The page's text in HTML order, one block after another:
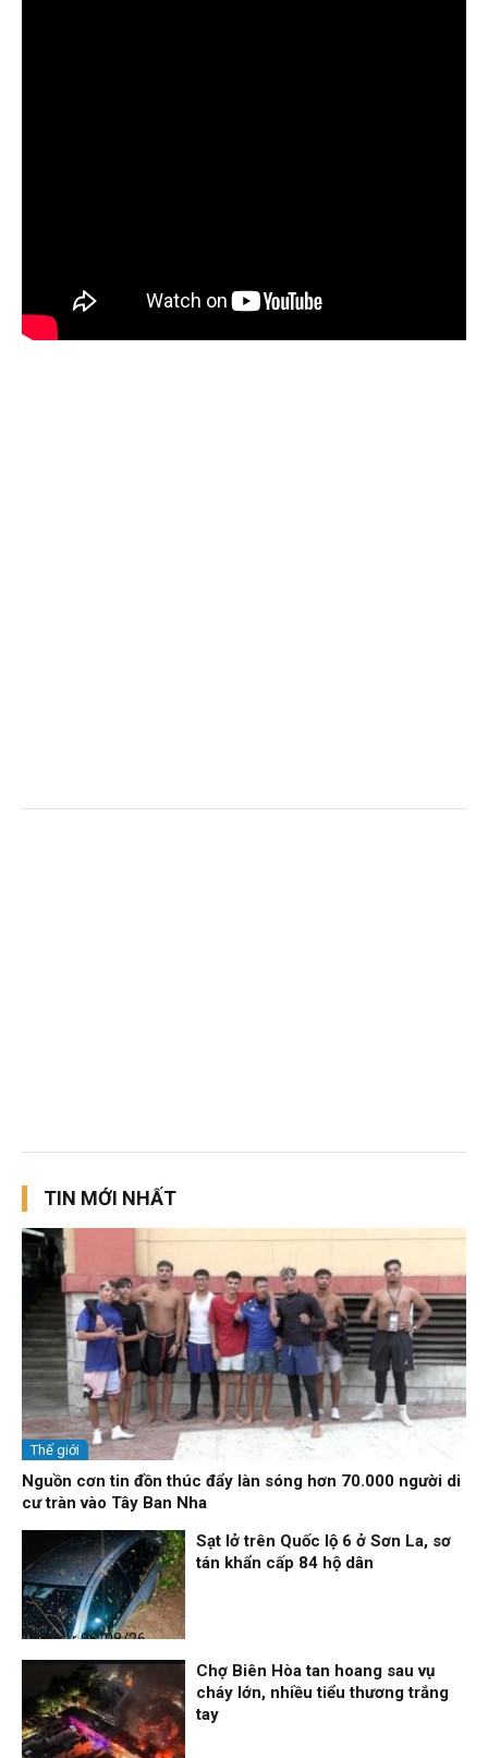
TIN MỚI NHẤT
Thế giới
Nguồn cơn tin đồn thúc đẩy làn sóng hơn 70.000 người di
cư tràn vào Tây Ban Nha
Thời sự
06/08/26, 12:33
Sạt lở trên Quốc lộ 6 ở Sơn La, sơ
tán khẩn cấp 84 hộ dân
Chợ Biên Hòa tan hoang sau vụ
cháy lớn, nhiều tiểu thương trắng
tay